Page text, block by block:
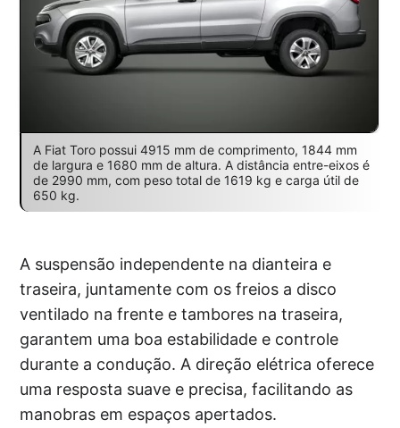
A Fiat Toro possui 4915 mm de comprimento, 1844 mm
de largura e 1680 mm de altura. A distância entre-eixos é
de 2990 mm, com peso total de 1619 kg e carga útil de
650 kg.
A suspensão independente na dianteira e
traseira, juntamente com os freios a disco
ventilado na frente e tambores na traseira,
garantem uma boa estabilidade e controle
durante a condução. A direção elétrica oferece
uma resposta suave e precisa, facilitando as
manobras em espaços apertados.